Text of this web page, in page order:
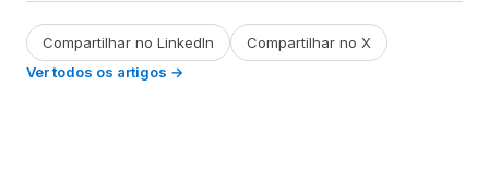
Compartilhar no LinkedIn
Compartilhar no X
Ver todos os artigos →